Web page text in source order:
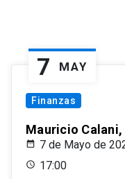
7 MAY
Finanzas
Mauricio
7 de Mayo de
17:00